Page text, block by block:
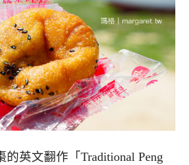
英文翻作「Traditional Peng